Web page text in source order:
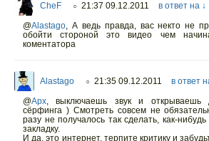
CheF ○ 21:37 09.12.2011 в ответ на ↓
@Alastago, А ведь правда, вас некто не
обойти стороной это видео чем
коментатора
Alastago ○ 21:35 09.12.2011 в ответ
@Apx, выключаешь звук и открываешь
сёрфинга ) Смотреть совсем не
разу не получалось так сделать, как-
закладку.
И да, это интернет, терпите критику и